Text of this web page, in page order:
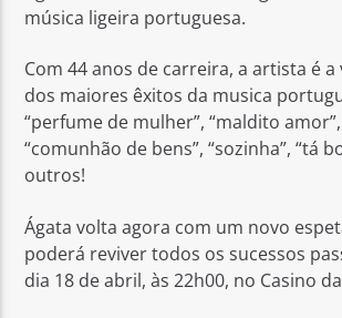
Rádio No ar
música ligeira portuguesa.
Com 44 anos de carreira, a artista é a
dos maiores êxitos da musica
“perfume de mulher”, “maldito
“comunhão de bens”, “sozinha”, “tá
outros!
Ágata volta agora com um novo
poderá reviver todos os sucessos
dia 18 de abril, às 22h00, no Casino